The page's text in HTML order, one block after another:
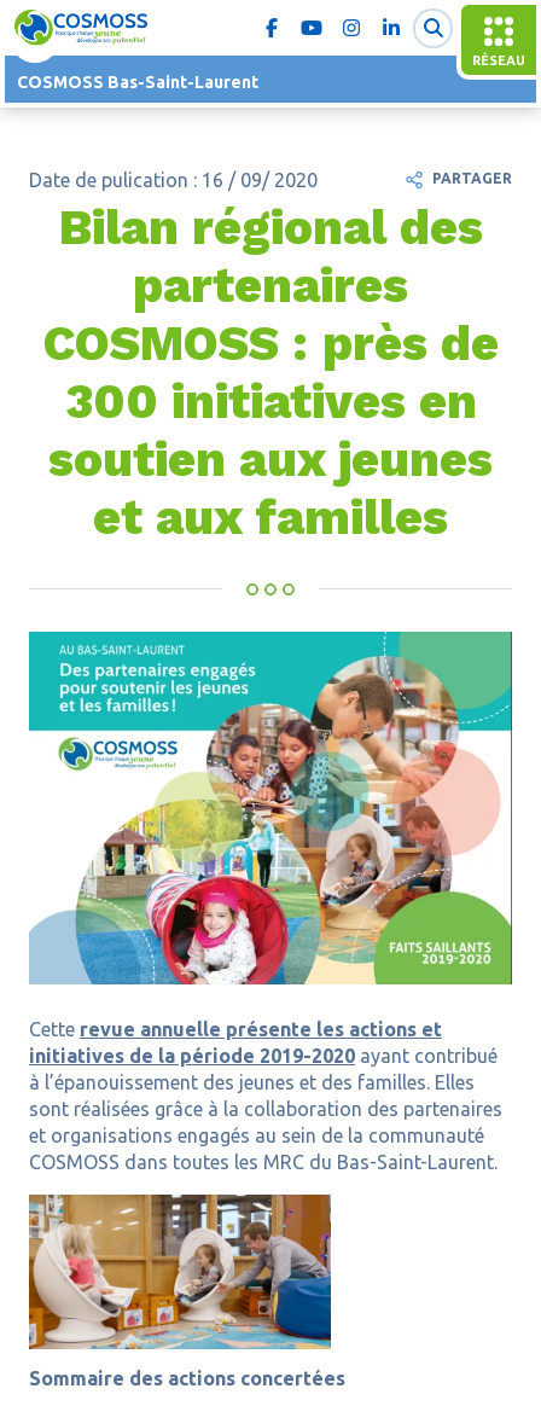
RÉSEAU
COSMOSS Bas-Saint-Laurent
Date de pulication : 16 / 09/ 2020
Bilan régional des
partenaires
COSMOSS : près de
300 initiatives en
soutien aux jeunes
et aux familles
Cette revue annuelle présente les actions et
initiatives de la période 2019-2020 ayant contribué
à l’épanouissement des jeunes et des familles. Elles
sont réalisées grâce à la collaboration des partenaires
et organisations engagés au sein de la communauté
COSMOSS dans toutes les MRC du Bas-Saint-Laurent.
Sommaire des actions concertées
PARTAGER